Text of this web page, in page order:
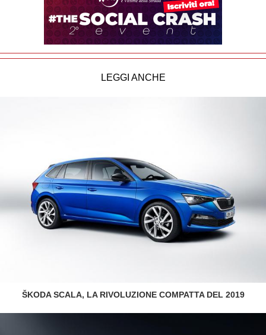
LEGGI ANCHE
ŠKODA SCALA, LA RIVOLUZIONE COMPATTA DEL 2019